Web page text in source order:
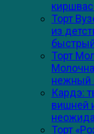
Торт
из
Торт
нежный
Кардэ:
вишней
Торт